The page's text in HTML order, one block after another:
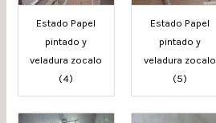
Estado Papel
pintado y
veladura zocalo
(4)
Estado Papel
pintado y
veladura zocalo
(5)